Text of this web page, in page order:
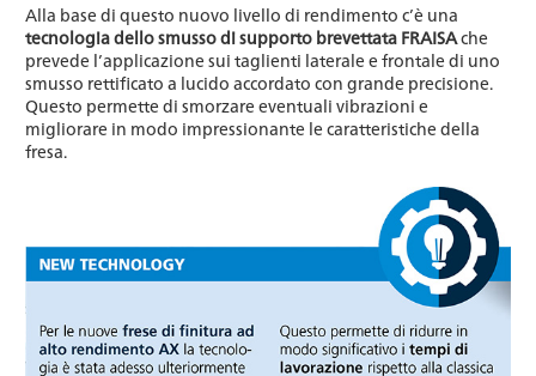
Alla base di questo nuovo livello di rendimento c’è una
tecnologia dello smusso di supporto brevettata FRAISAche
prevede l’applicazione sui taglienti laterale e frontale di uno
smusso rettificato a lucido accordato con grande precisione.
Questo permette di smorzare eventuali vibrazioni e
migliorare in modo impressionante le caratteristiche della
fresa.